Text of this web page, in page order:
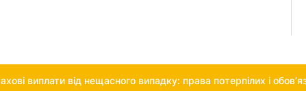
виплати від нещасного випадку: права потерпілих і